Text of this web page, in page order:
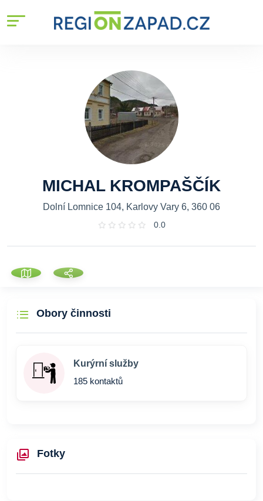
MICHAL KROMPAŠČÍK
Dolní Lomnice 104, Karlovy Vary 6, 360 06
0.0
Obory činnosti
Kurýrní služby
185 kontaktů
Fotky